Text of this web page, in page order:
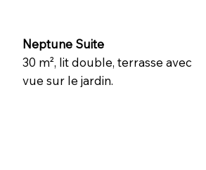
Neptune Suite
30 m², lit double, terrasse avec
vue sur le jardin.